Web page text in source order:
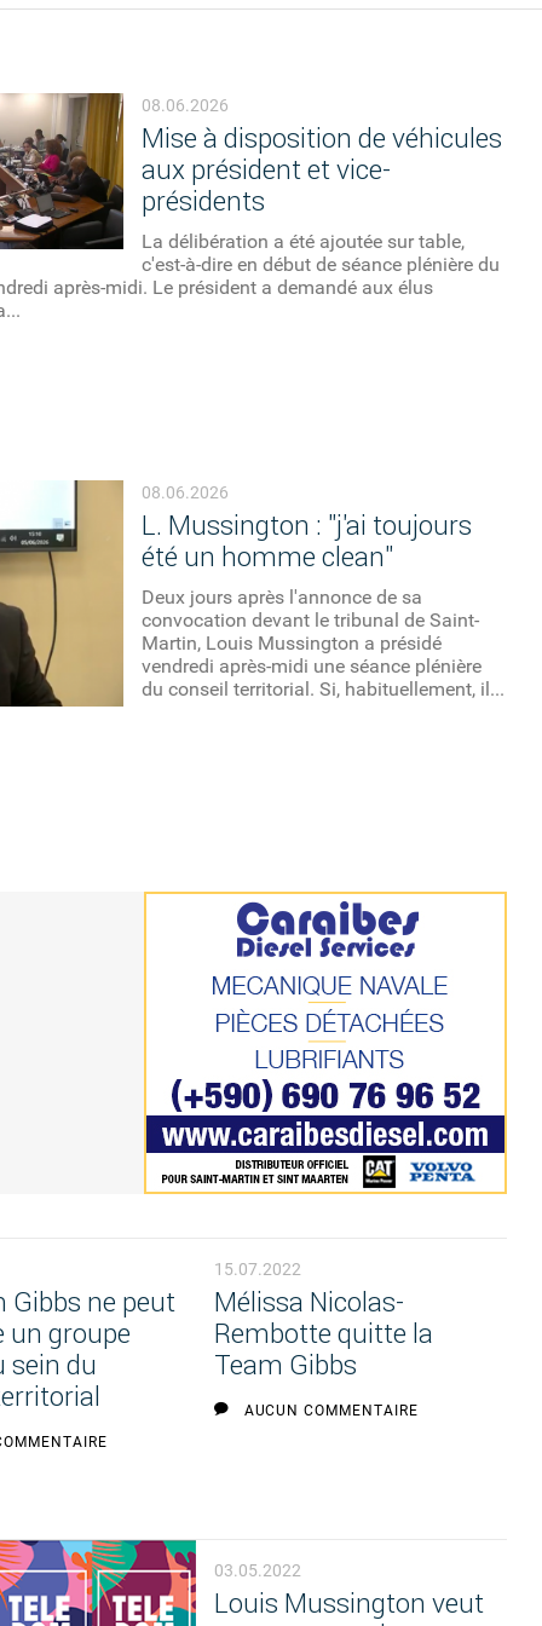
08.06.2026
Mise à disposition de véhicules
aux président et vice-
présidents
La délibération a été ajoutée sur table,
c'est-à-dire en début de séance plénière du
après-midi. Le président a demandé aux élus
08.06.2026
L. Mussington : "j'ai toujours
été un homme clean"
Deux jours après l'annonce de sa
convocation devant le tribunal de Saint-
Martin, Louis Mussington a présidé
vendredi après-midi une séance plénière
du conseil territorial. Si, habituellement, il...
Gibbs ne peut
un groupe
sein du
15.07.2022
Mélissa Nicolas-
Rembotte quitte la
Team Gibbs
AUCUN COMMENTAIRE
03.05.2022
Louis Mussington veut